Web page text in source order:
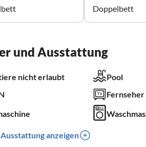
Doppelbett
und Ausstattung
nicht erlaubt Pool
Fernseher
anzeigen